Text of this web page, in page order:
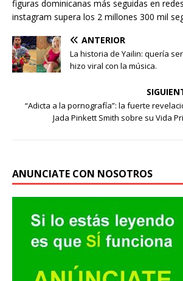
figuras dominicanas más seguidas en
instagram supera los 2 millones 300 mil
ANTERIOR
La historia de Yailin: quería
hizo viral con la música.
“Adicta a la pornografía”: la fuerte
Jada Pinkett Smith sobre su Vida
ANUNCIATE CON NOSOTROS